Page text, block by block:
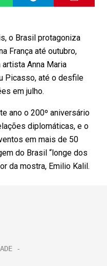
o Brasil protagoniza
França até outubro,
Anna Maria
Picasso, até o desfile
em julho.
ano o 200º aniversário
diplomáticas, e o
em mais de 50
do Brasil “longe dos
da mostra, Emilio Kalil.